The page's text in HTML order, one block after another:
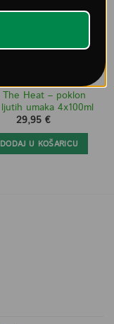
The Heat – poklon
umaka 4x100ml
29,95 €
DODAJ U KOŠARICU